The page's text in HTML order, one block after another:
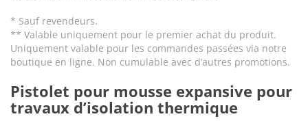
* Sauf revendeurs.
** Valable uniquement pour le premier achat du produit.
Uniquement valable pour les commandes passées via notre
boutique en ligne. Non cumulable avec d’autres promotions.
Pistolet pour mousse expansive pour
travaux d’isolation thermique